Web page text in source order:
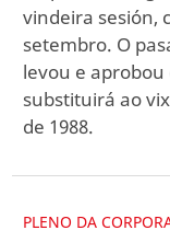
vindeira sesión,
setembro. O
levou e
substituirá ao
de 1988.
PLENO DA